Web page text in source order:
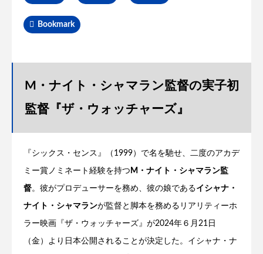
Bookmark
M・ナイト・シャマラン監督の実子初
監督『ザ・ウォッチャーズ』
『シックス・センス』（1999）で名を馳せ、二度のアカデ
ミー賞ノミネート経験を持つ M・ナイト・シャマラン監
督。彼がプロデューサーを務め、彼の娘であるイシャナ・
ナイト・シャマランが監督と脚本を務めるリアリティーホ
ラー映画『ザ・ウォッチャーズ』が2024年６月21日
（金）より日本公開されることが決定した。イシャナ・ナ